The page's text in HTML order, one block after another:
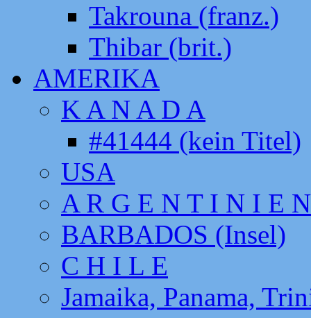
Takrouna (franz.)
Thibar (brit.)
AMERIKA
K A N A D A
#41444 (kein Titel)
USA
A R G E N T I N I E N
BARBADOS (Insel)
C H I L E
Jamaika, Panama,